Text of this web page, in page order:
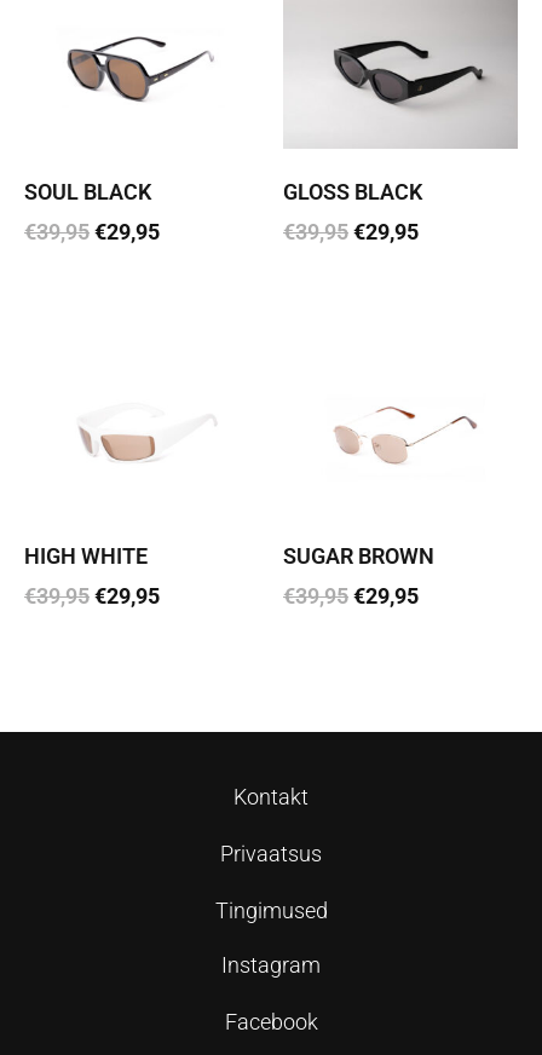
SOUL BLACK
€39,95€29,95
GLOSS BLACK
€39,95€29,95
HIGH WHITE
€39,95€29,95
SUGAR BROWN
€39,95€29,95
Kontakt
Privaatsus
Tingimused
Instagram
Facebook